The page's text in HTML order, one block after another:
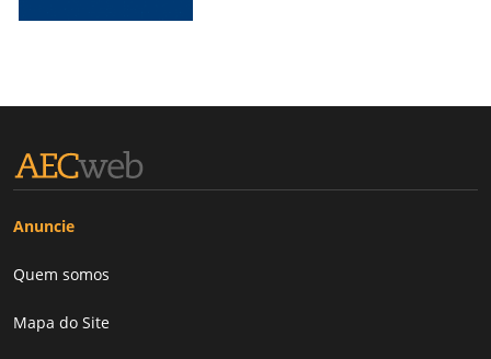
Anuncie
Quem somos
Mapa do Site